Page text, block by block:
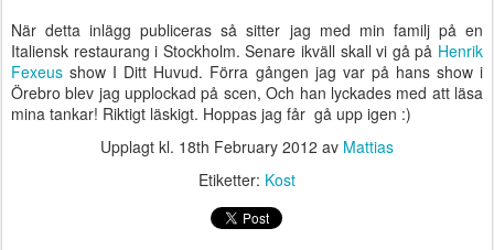
När detta inlägg publiceras så sitter jag med min familj på en
Italiensk restaurang i Stockholm. Senare ikväll skall vi gå på Henrik
Fexeus show I Ditt Huvud. Förra gången jag var på hans show i
Örebro blev jag upplockad på scen, Och han lyckades med att läsa
mina tankar! Riktigt läskigt. Hoppas jag får gå upp igen :)
Upplagt kl. 18th February 2012 av Mattias
Etiketter: Kost